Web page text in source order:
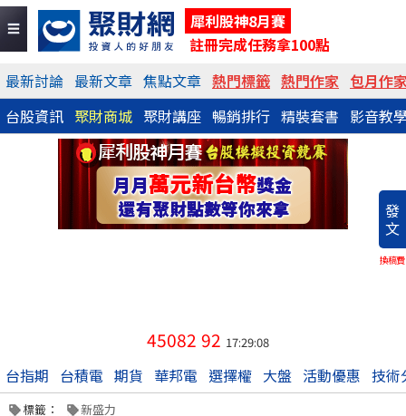
犀利股神8月賽
註冊完成任務拿100點
最新討論 最新文章 焦點文章 熱門標籤 熱門作家 包月作
台股資訊 聚財商城 聚財講座 暢銷排行 精裝套書 影音教
發
文
換稿費
45082 92 17:29:08
台指期 台積電 期貨 華邦電 選擇權 大盤 活動優惠 技術
標籤： 新盛力